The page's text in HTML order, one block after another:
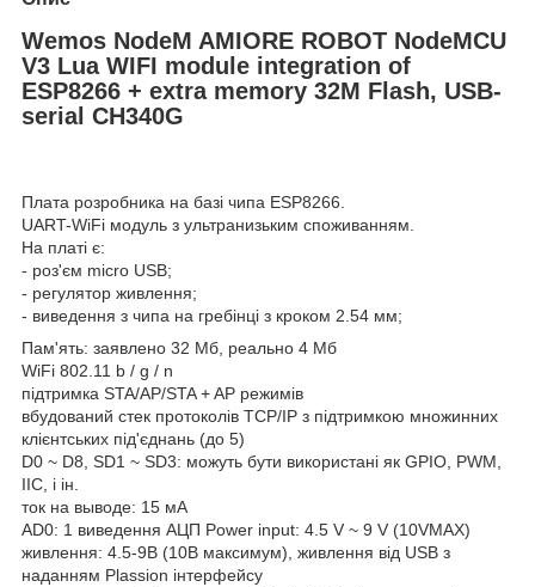
Wemos NodeM AMIORE ROBOT NodeMCU
V3 Lua WIFI module integration of
ESP8266 + extra memory 32M Flash, USB-
serial CH340G
Плата розробника на базі чипа ESP8266.
UART-WiFi модуль з ультранизьким споживанням.
На платі є:
- роз'єм micro USB;
- регулятор живлення;
- виведення з чипа на гребінці з кроком 2.54 мм;
Пам'ять: заявлено 32 Мб, реально 4 Мб
WiFi 802.11 b / g / n
підтримка STA/AP/STA + AP режимів
вбудований стек протоколів TCP/IP з підтримкою множинних
клієнтських під'єднань (до 5)
D0 ~ D8, SD1 ~ SD3: можуть бути використані як GPIO, PWM,
IIC, і ін.
ток на выводе: 15 мА
AD0: 1 виведення АЦП Power input: 4.5 V ~ 9 V (10VMAX)
живлення: 4.5-9В (10В максимум), живлення від USB з
наданням Plassion інтерфейсу